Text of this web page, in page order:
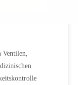
Ventilen,